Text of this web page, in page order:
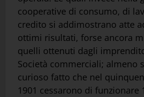
cooperative di consumo, di
credito si addimostrano atte
ottimi risultati, forse ancora
quelli ottenuti dagli
Società commerciali; almeno
curioso fatto che nel
1901 cessarono di funzionare